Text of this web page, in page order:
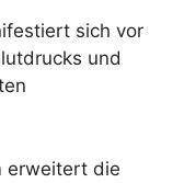
sich vor
und
erweitert die